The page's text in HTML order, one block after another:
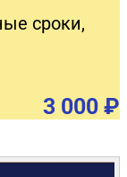
сроки,
3 000 ₽